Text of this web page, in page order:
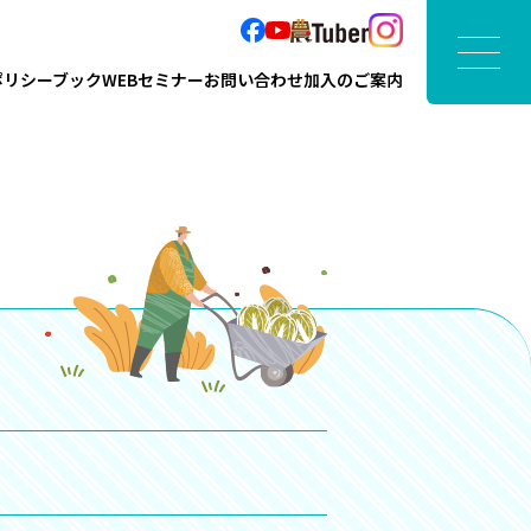
シーブックWEBセミナーお問い合わせ加入のご案内